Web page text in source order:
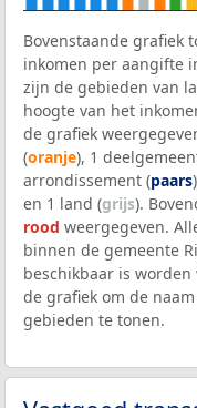
Bovenstaande grafiek
inkomen per aangifte
zijn de gebieden van
hoogte van het
de grafiek
(oranje), 1
arrondissement (paars
en 1 land (grijs).
rood weergegeven.
binnen de gemeente
beschikbaar is
de grafiek om de
gebieden te tonen.